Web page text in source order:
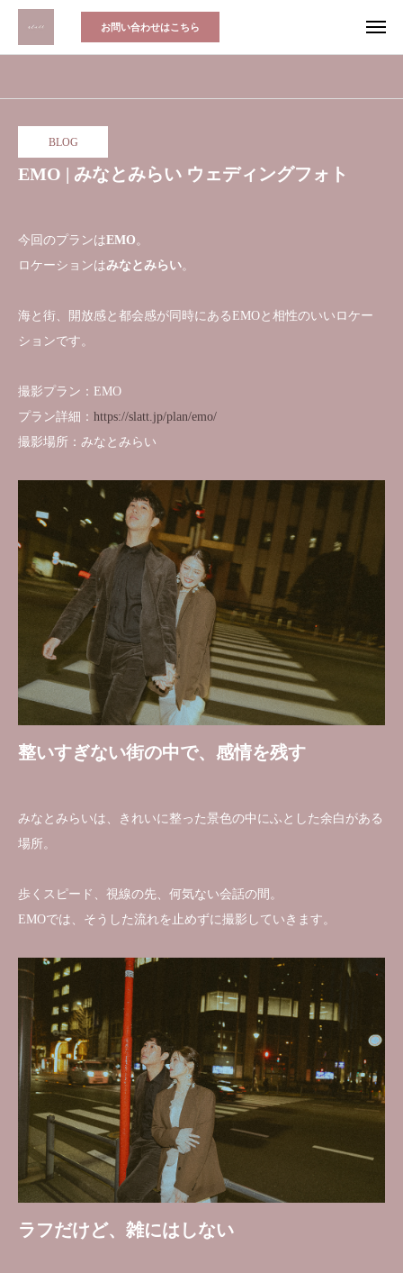
お問い合わせはこちら
BLOG
EMO | みなとみらい ウェディングフォト
今回のプランはEMO。
ロケーションはみなとみらい。
海と街、開放感と都会感が同時にあるEMOと相性のいいロケー
ションです。
撮影プラン：EMO
プラン詳細： https://slatt.jp/plan/emo/
撮影場所：みなとみらい
整いすぎない街の中で、感情を残す
みなとみらいは、きれいに整った景色の中にふとした余白がある
場所。
歩くスピード、視線の先、何気ない会話の間。
EMOでは、そうした流れを止めずに撮影していきます。
ラフだけど、雑にはしない